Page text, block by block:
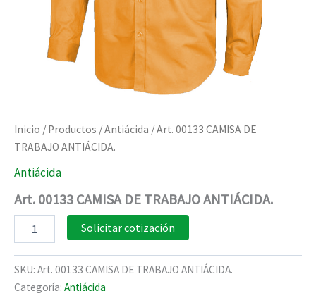
Inicio / Productos /Antiácida / Art. 00133 CAMISA DE
TRABAJO ANTIÁCIDA.
Antiácida
Art. 00133 CAMISA DE TRABAJO ANTIÁCIDA.
00133
DE
TRABAJO
ANTIÁCIDA.
Solicitar cotización
SKU: Art. 00133 CAMISA DE TRABAJO ANTIÁCIDA.
Categoría: Antiácida